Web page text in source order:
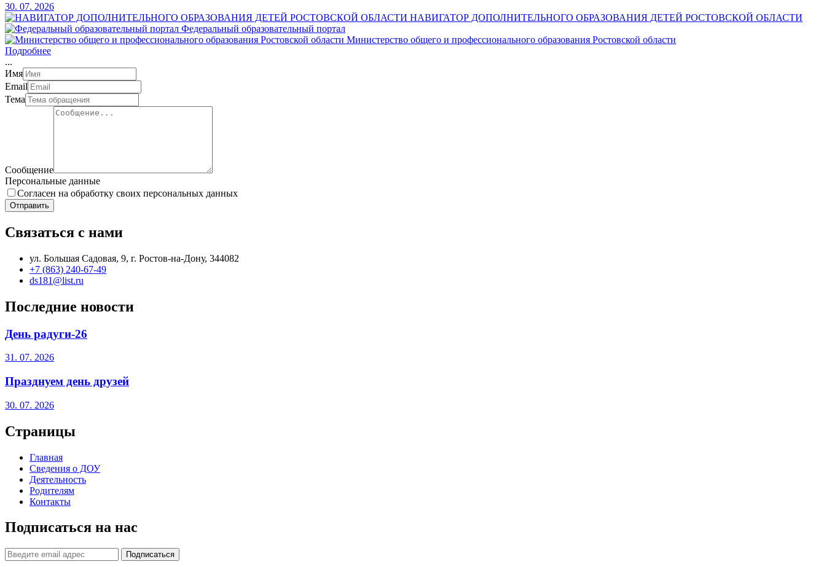
30. 07. 2026
НАВИГАТОР ДОПОЛНИТЕЛЬНОГО ОБРАЗОВАНИЯ ДЕТЕЙ РОСТОВСКОЙ ОБЛАСТИ
Федеральный образовательный портал
Министерство общего и профессионального образования Ростовской области
Подробнее
...
Имя
Email
Тема
Сообщение
Персональные данные
Согласен на обработку своих персональных данных
Отправить
Связаться с нами
ул. Большая Садовая, 9, г. Ростов-на-Дону, 344082
+7 (863) 240-67-49
ds181@list.ru
Последние новости
День радуги-26
31. 07. 2026
Празднуем день друзей
30. 07. 2026
Страницы
Главная
Сведения о ДОУ
Деятельность
Родителям
Контакты
Подписаться на нас